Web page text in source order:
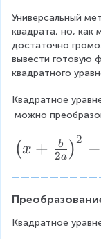
g
t
^
{
}
{
1
,
5
^
{
}
^
{
2
}
)
1
,
^
{
}
+
2
=
0
0
,
5
)
=
h
e
r
e
d
x
_
1
}
\
x
Универсальный
квадрата, но, как
достаточно
вывести готовую
квадратного
Квадратное
можно
\l
ef
t(
x
+
(x + 2a
b )
2 −
Квадратное